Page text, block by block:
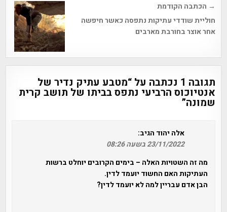
→ הכתבה הקודמת
חוליית שודדי עתיקות נתפסה כאשר חיפשה
אחר אוצר בחורבת מארבים
תגובה 1 נכתבה על “ מטבע עתיק נדיר של
אנטיוכוס הרביעי נתפס בביתו של תושב קרית
שמונה”
אלה יהוד הגיב:
23/11/2022 בשעה 08:26
מה זה השטויות האלה – בימים הקרובים יוחלט ברשות
העתיקות האם החשוד יועמד לדין.
הבן אדם עבריין למה לא יועמד לדין?